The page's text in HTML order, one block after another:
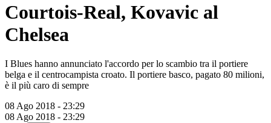
Courtois-Real, Kovavic al
Chelsea
I Blues hanno annunciato l'accordo per lo scambio tra il portiere
belga e il centrocampista croato. Il portiere basco, pagato 80 milioni,
è il più caro di sempre
08 Ago 2018 - 23:29
08 Ago 2018 - 23:29